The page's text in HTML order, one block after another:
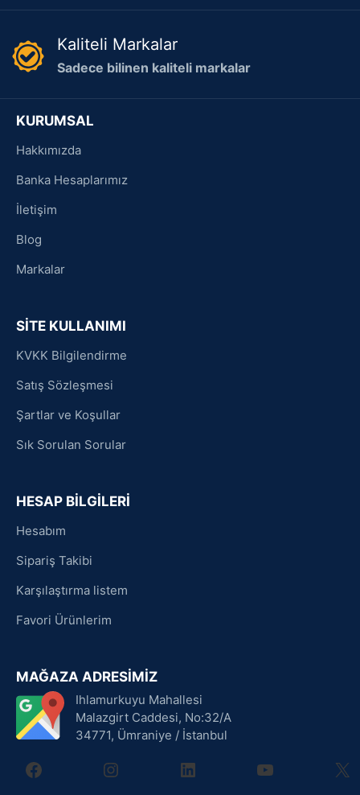
Kaliteli Markalar
Sadece bilinen kaliteli markalar
KURUMSAL
Hakkımızda
Banka Hesaplarımız
İletişim
Blog
Markalar
SİTE KULLANIMI
KVKK Bilgilendirme
Satış Sözleşmesi
Şartlar ve Koşullar
Sık Sorulan Sorular
HESAP BİLGİLERİ
Hesabım
Sipariş Takibi
Karşılaştırma listem
Favori Ürünlerim
MAĞAZA ADRESİMİZ
Ihlamurkuyu Mahallesi
Malazgirt Caddesi, No:32/A
34771, Ümraniye / İstanbul
facebookinstagramlinkedin youtube X